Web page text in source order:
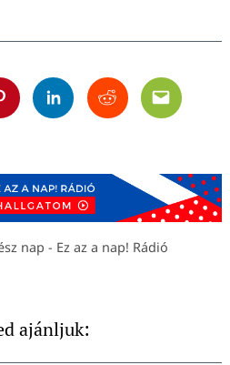
LinkedinRedditEmail
nap - Ez az a nap! Rádió
ajánljuk: